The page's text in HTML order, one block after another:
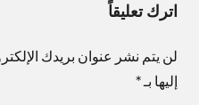
اترك تعليقاً
لن يتم نشر عنوان بريدك
إليها بـ*